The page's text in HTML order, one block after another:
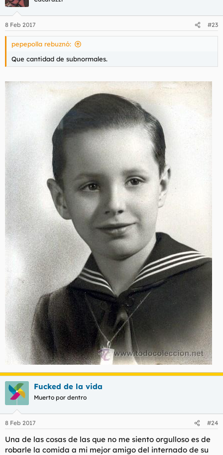
8 Feb 2017 #23
pepepolla rebuznó:
Que cantidad de subnormales.
Fucked de la vida
Muerto por dentro
8 Feb 2017 #24
Una de las cosas de las que no me siento orgulloso es de
robarle la comida a mi mejor amigo del internado de su